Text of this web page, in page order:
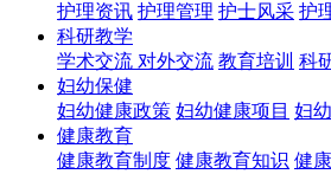
护理资讯 护理管理 护士风采 护
科研教学
学术交流 对外交流 教育培训 科
妇幼保健
妇幼健康政策 妇幼健康项目 妇
健康教育
健康教育制度 健康教育知识 健